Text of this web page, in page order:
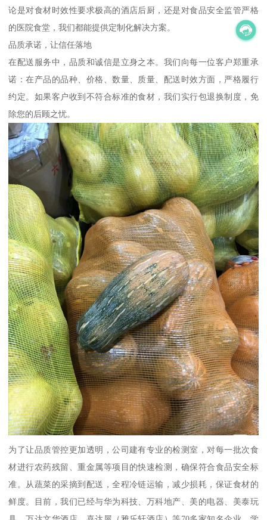
论是对食材时效性要求极高的酒店后厨，还是对食品安全监管严格
的医院食堂，我们都能提供定制化解决方案。
品质承诺，让信任落地
在配送服务中，品质和诚信是立身之本。我们向每一位客户郑重承
诺：在产品的品种、价格、数量、质量、配送时效方面，严格履行
约定。如果客户收到不符合标准的食材，我们实行包退换制度，免
除您的后顾之忧。
为了让品质管控更加透明，公司建有专业的检测室，对每一批次食
材进行农药残留、重金属等项目的快速检测，确保符合食品安全标
准。从蔬菜的采摘到配送，全程冷链运输，减少损耗，保证食材的
鲜度。目前，我们已经与华为科技、万科地产、美的电器、美泰玩